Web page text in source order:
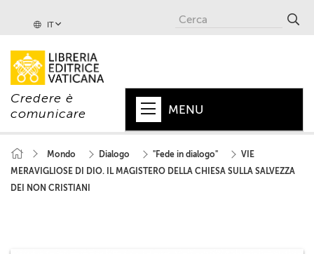
IT
Credere è
comunicare
MENU
+
PAPA
Mondo Dialogo "Fede in dialogo"
VIE
MERAVIGLIOSE DI DIO. IL MAGISTERO DELLA CHIESA SULLA SALVEZZA
DEI NON CRISTIANI